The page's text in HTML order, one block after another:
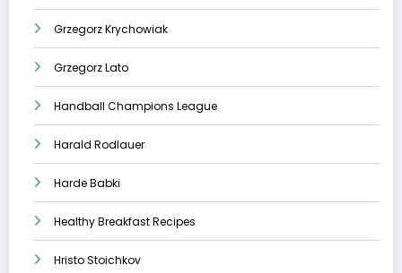
Grzegorz Krychowiak
Grzegorz Lato
Handball Champions League
Harald Rodlauer
Harde Babki
Healthy Breakfast Recipes
Hristo Stoichkov